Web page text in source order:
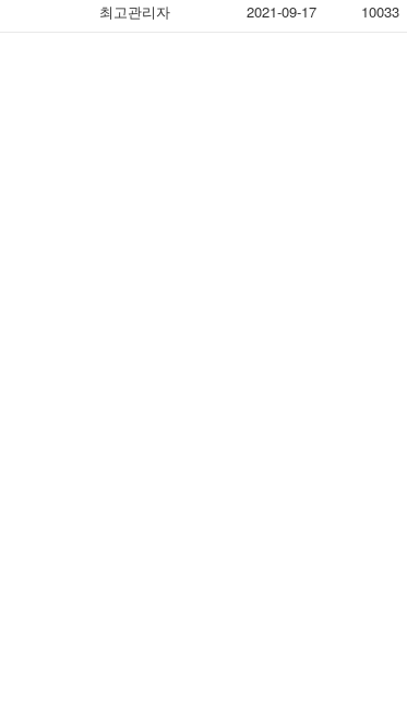
최고관리자 2021-09-17 10033